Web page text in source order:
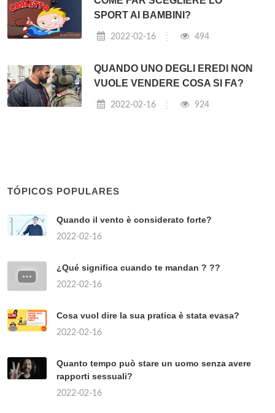
SPORT AI BAMBINI?
2022-02-16 494
QUANDO UNO DEGLI EREDI NON
VUOLE VENDERE COSA SI FA?
2022-02-16 924
TÓPICOS POPULARES
Quando il vento è considerato forte?
2022-02-16
¿Qué significa cuando te mandan ? ??
2022-02-16
Cosa vuol dire la sua pratica è stata evasa?
2022-02-16
Quanto tempo può stare un uomo senza avere
rapporti sessuali?
2022-02-16